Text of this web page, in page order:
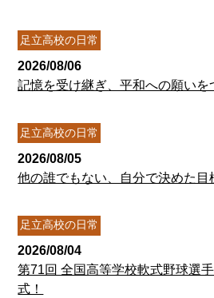
足立高校の日常
2026/08/06
記憶を受け継ぎ、平和への願いを
足立高校の日常
2026/08/05
他の誰でもない、自分で決めた目
足立高校の日常
2026/08/04
第71回 全国高等学校軟式野球選
式！